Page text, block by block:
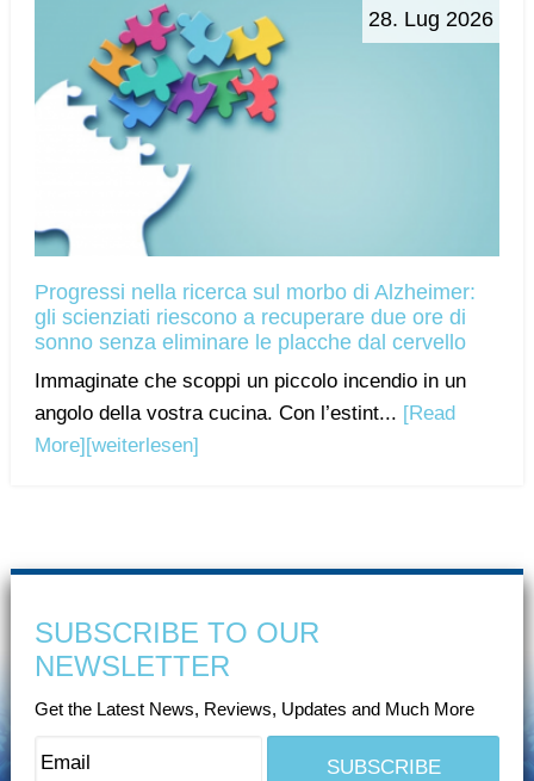
28. Lug 2026
Progressi nella ricerca sul morbo di Alzheimer:
gli scienziati riescono a recuperare due ore di
sonno senza eliminare le placche dal cervello
Immaginate che scoppi un piccolo incendio in un
angolo della vostra cucina. Con l’estint... [Read
More][weiterlesen]
SUBSCRIBE TO OUR
NEWSLETTER
Get the Latest News, Reviews, Updates and Much More